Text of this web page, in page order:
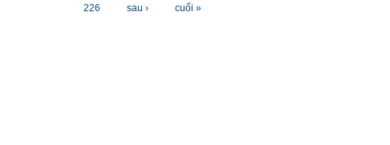
226
sau › cuối »